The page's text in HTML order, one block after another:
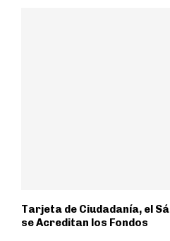
Tarjeta de Ciudadanía, el
se Acreditan los Fondos